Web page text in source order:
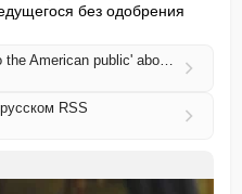
без одобрения
Hegseth accused of 'lying to the American public' about war in Iran during tense Congressional hearing
RSS